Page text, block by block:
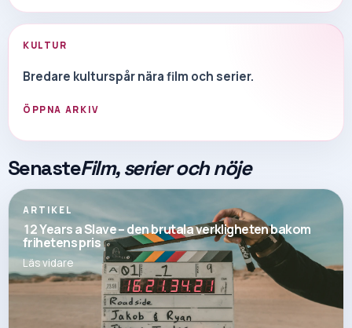
KULTUR
Bredare kulturspår nära film och serier.
ÖPPNA ARKIV
SenasteFilm, serier och nöje
ARTIKEL
12 Years a Slave – den brutala verkligheten bakom
frihetens pris
Läs vidare